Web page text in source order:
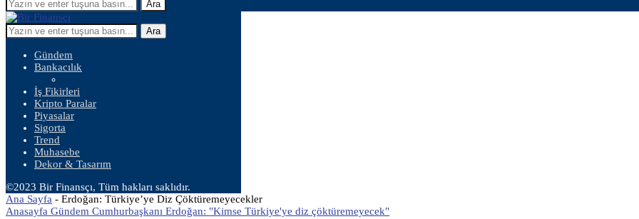
Ara
Ara
Gündem
Bankacılık
İş Fikirleri
Kripto Paralar
Piyasalar
Sigorta
Trend
Muhasebe
Dekor & Tasarım
©2023 Bir Finansçı, Tüm hakları saklıdır.
Ana Sayfa - Erdoğan: Türkiye’ye Diz Çöktüremeyecekler
Anasayfa Gündem Cumhurbaşkanı Erdoğan: "Kimse Türkiye'ye diz çöktüremeyecek"